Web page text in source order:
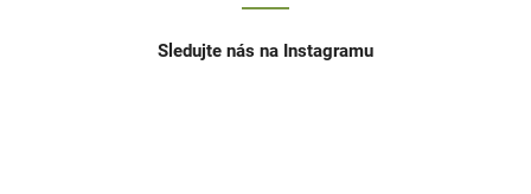
Sledujte nás na Instagramu